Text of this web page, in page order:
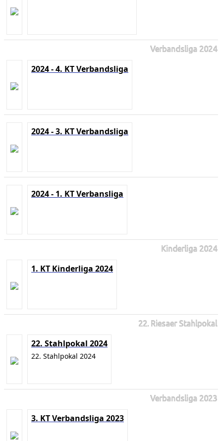
Verbandsliga 2024
2024 - 4. KT Verbandsliga
2024 - 3. KT Verbandsliga
2024 - 1. KT Verbansliga
Kinderliga 2024
1. KT Kinderliga 2024
22. Riesaer Stahlpokal
22. Stahlpokal 2024
22. Stahlpokal 2024
Verbandsliga 2023
3. KT Verbandsliga 2023